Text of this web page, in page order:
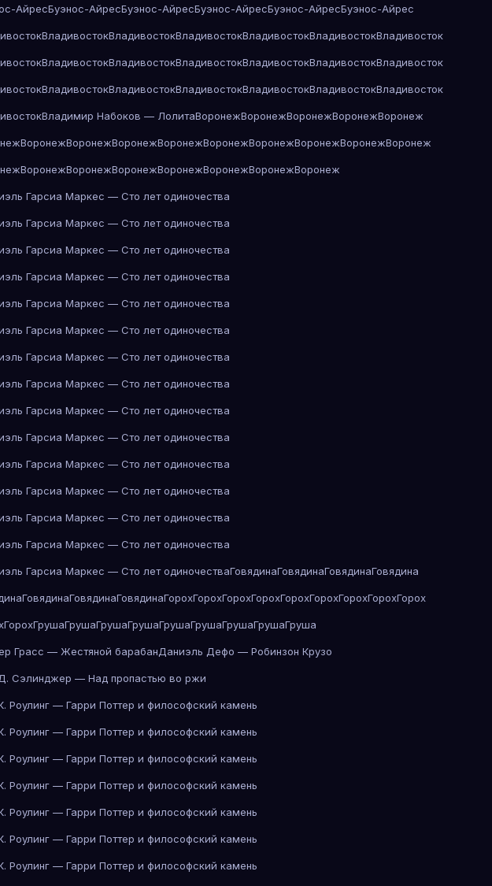
АйресБуэнос-АйресБуэнос-АйресБуэнос-АйресБуэнос-АйресБуэнос-Айрес
ВладивостокВладивостокВладивостокВладивостокВладивостокВладивосток
ВладивостокВладивостокВладивостокВладивостокВладивостокВладивосток
ВладивостокВладивостокВладивостокВладивостокВладивостокВладивосток
Владимир Набоков — ЛолитаВоронежВоронежВоронежВоронежВоронеж
ВоронежВоронежВоронежВоронежВоронежВоронежВоронежВоронежВоронеж
ВоронежВоронежВоронежВоронежВоронежВоронежВоронеж
Гарсиа Маркес — Сто лет одиночества
Гарсиа Маркес — Сто лет одиночества
Гарсиа Маркес — Сто лет одиночества
Гарсиа Маркес — Сто лет одиночества
Гарсиа Маркес — Сто лет одиночества
Гарсиа Маркес — Сто лет одиночества
Гарсиа Маркес — Сто лет одиночества
Гарсиа Маркес — Сто лет одиночества
Гарсиа Маркес — Сто лет одиночества
Гарсиа Маркес — Сто лет одиночества
Гарсиа Маркес — Сто лет одиночества
Гарсиа Маркес — Сто лет одиночества
Гарсиа Маркес — Сто лет одиночества
Гарсиа Маркес — Сто лет одиночества
Гарсиа Маркес — Сто лет одиночестваГовядинаГовядинаГовядинаГовядина
ГовядинаГовядинаГовядинаГорохГорохГорохГорохГорохГорохГорохГорохГорох
ГорохГрушаГрушаГрушаГрушаГрушаГрушаГрушаГрушаГруша
Грасс — Жестяной барабанДаниэль Дефо — Робинзон Крузо
Сэлинджер — Над пропастью во ржи
Роулинг — Гарри Поттер и философский камень
Роулинг — Гарри Поттер и философский камень
Роулинг — Гарри Поттер и философский камень
Роулинг — Гарри Поттер и философский камень
Роулинг — Гарри Поттер и философский камень
Роулинг — Гарри Поттер и философский камень
Роулинг — Гарри Поттер и философский камень